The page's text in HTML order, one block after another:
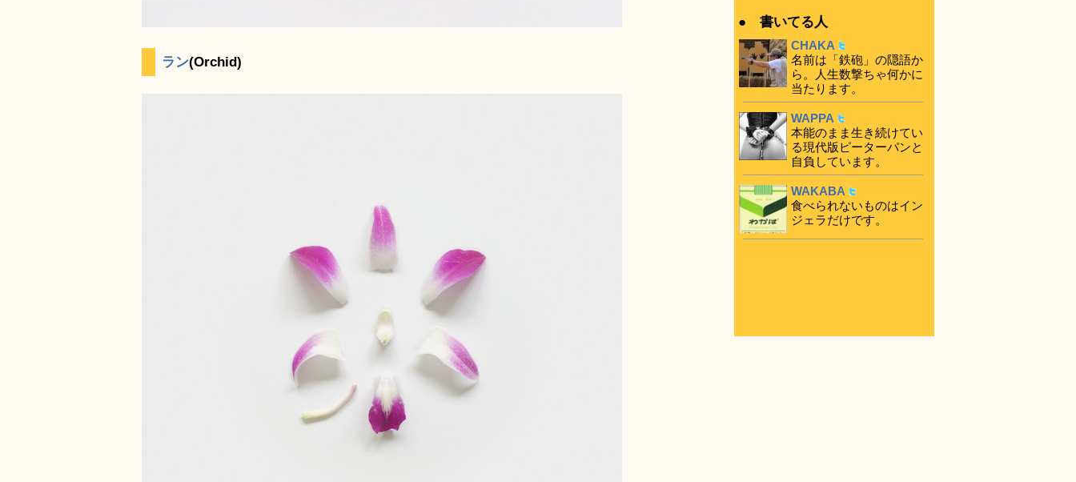
ラン(Orchid)
● 書いてる人
CHAKA
名前は「鉄砲」の隠語か
ら。人生数撃ちゃ何かに
当たります。
WAPPA
本能のまま生き続けてい
る現代版ピーターパンと
自負しています。
WAKABA
食べられないものはイン
ジェラだけです。